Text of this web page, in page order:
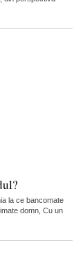
la ce bancomate
domn, Cu un